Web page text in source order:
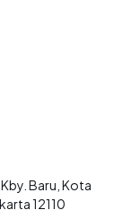
Baru, Kota
12110